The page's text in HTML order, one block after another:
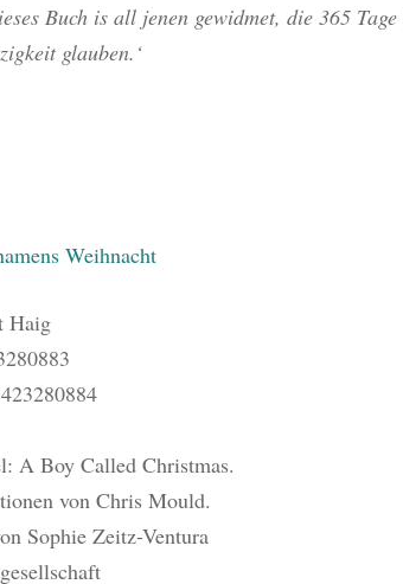
Buch is all jenen gewidmet, die 365
glauben.‘
Weihnacht
Haig
A Boy Called Christmas.
von Chris Mould.
Sophie Zeitz-Ventura